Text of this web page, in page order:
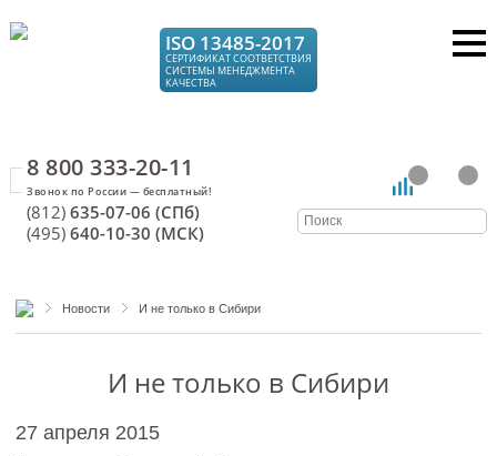
ISO 13485-2017
СЕРТИФИКАТ СООТВЕТСТВИЯ
СИСТЕМЫ МЕНЕДЖМЕНТА
КАЧЕСТВА
8 800 333-20-11
(812) 635-07-06 (СПб)
(495) 640-10-30 (МСК)
Новости И не только в Сибири
И не только в Сибири
27 апреля 2015